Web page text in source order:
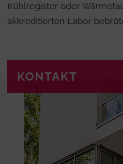
Kühlregister oder
akkreditierten Labor
KONTAKT